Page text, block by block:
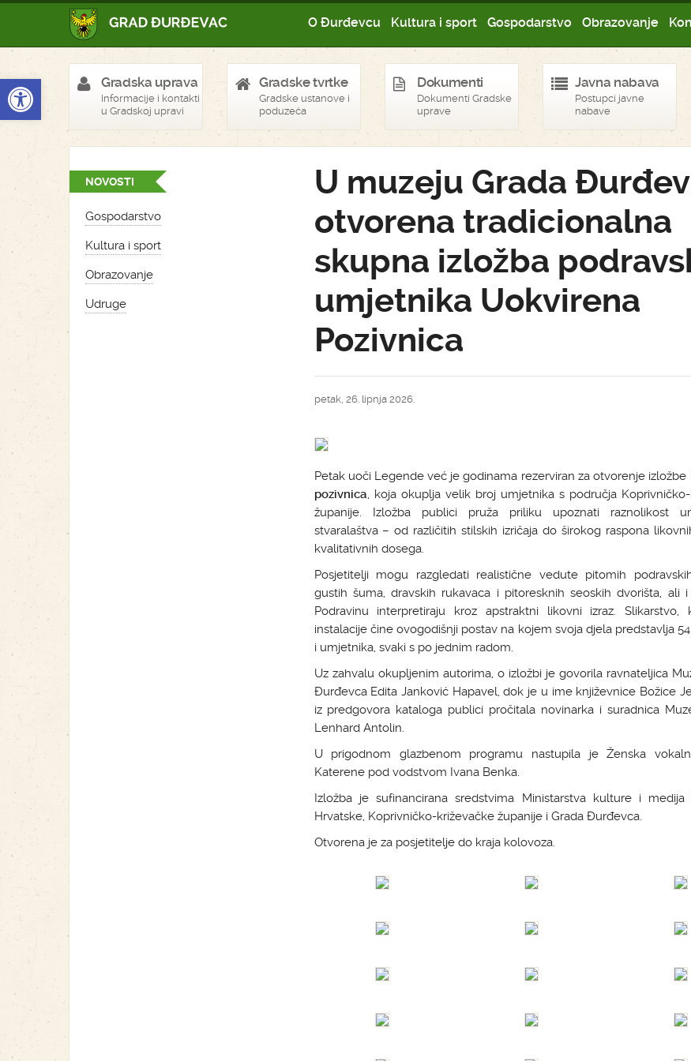
Open toolbar
O Đurđevcu Kultura i sport Gospodarstvo Obrazovanje
Gradska uprava
Informacije i kontakti
u Gradskoj upravi
Gradske tvrtke
Gradske ustanove i
poduzeća
Dokumenti
Dokumenti Gradske
uprave
Javna nabava
Postupci javne
nabave
NOVOSTI
Gospodarstvo
Kultura i sport
Obrazovanje
Udruge
U muzeju Grada
otvorena tradicionalna
skupna izložba
umjetnika Uokvirena
Pozivnica
petak, 26. lipnja 2026.
Petak uoči Legende već je godinama rezerviran za otvorenje izložbe
pozivnica, koja okuplja velik broj umjetnika s područja
županije. Izložba publici pruža priliku upoznati raznolikost
stvaralaštva – od različitih stilskih izričaja do širokog raspona
kvalitativnih dosega.
Posjetitelji mogu razgledati realistične vedute pitomih
gustih šuma, dravskih rukavaca i pitoresknih seoskih dvorišta, ali
Podravinu interpretiraju kroz apstraktni likovni izraz. Slikarstvo,
instalacije čine ovogodišnji postav na kojem svoja djela predstavlja
i umjetnika, svaki s po jednim radom.
Uz zahvalu okupljenim autorima, o izložbi je govorila ravnateljica
Đurđevca Edita Janković Hapavel, dok je u ime književnice Božice
iz predgovora kataloga publici pročitala novinarka i suradnica
Lenhard Antolin.
U prigodnom glazbenom programu nastupila je Ženska
Katerene pod vodstvom Ivana Benka.
Izložba je sufinancirana sredstvima Ministarstva kulture i medija
Hrvatske, Koprivničko-križevačke županije i Grada Đurđevca.
Otvorena je za posjetitelje do kraja kolovoza.